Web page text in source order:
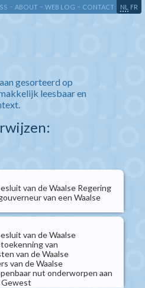
- ABOUT - WEB LOG - CONTACT NL FR
gesorteerd op
leesbaar en
van de Waalse Regering
van een Waalse
van de Waalse
van
van de Waalse
van de Waalse
nut onderworpen aan
Gewest